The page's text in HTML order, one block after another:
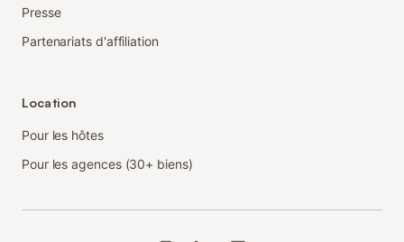
Presse
Partenariats d'affiliation
Location
Pour les hôtes
Pour les agences (30+ biens)